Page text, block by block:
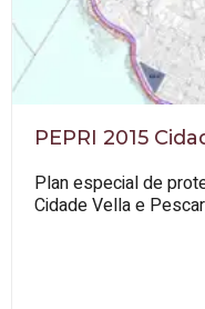
PEPRI 2015
Plan especial de
Cidade Vella e